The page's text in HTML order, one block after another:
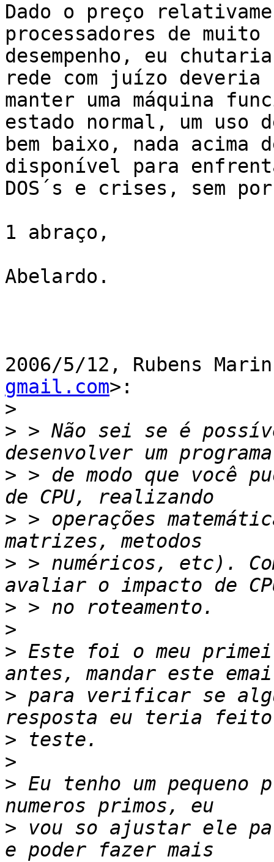
Dado o preço
processadores de muito
desempenho, eu
rede com juízo deveria
manter uma máquina
estado normal, um uso
bem baixo, nada acima
disponível para
DOS´s e crises, sem
1 abraço,
Abelardo.
2006/5/12, Rubens
gmail.com>:
>
> > Não sei se é
> > de modo que você
> > operações
> > numéricos, etc).
>
>
> Este foi o meu
> para verificar se
>
>
> Eu tenho um pequeno
> vou so ajustar ele